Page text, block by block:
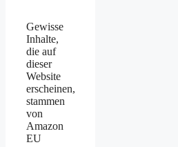
Gewisse
Inhalte,
die auf
dieser
Website
erscheinen,
stammen
von
Amazon
EU